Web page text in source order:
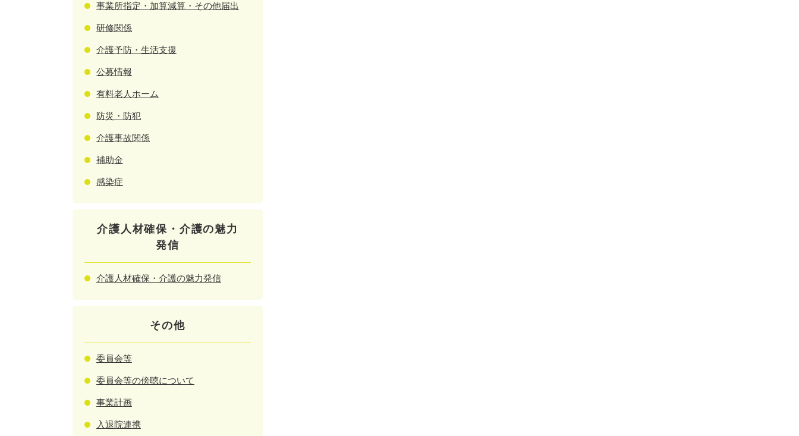
事業所指定・加算減算・その他届出
研修関係
介護予防・生活支援
公募情報
有料老人ホーム
防災・防犯
介護事故関係
補助金
感染症
介護人材確保・介護の魅力
発信
介護人材確保・介護の魅力発信
その他
委員会等
委員会等の傍聴について
事業計画
入退院連携